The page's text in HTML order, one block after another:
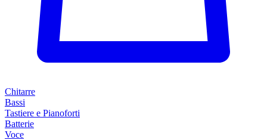
Chitarre
Bassi
Tastiere e Pianoforti
Batterie
Voce